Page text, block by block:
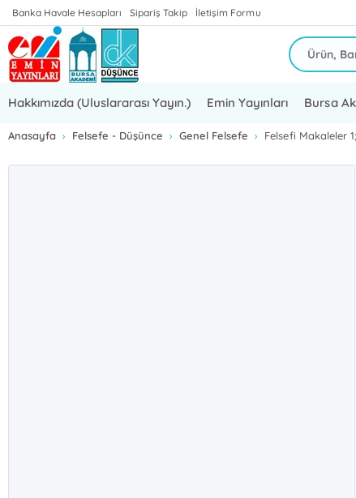
Banka Havale Hesapları Sipariş Takip İletişim Formu
Hakkımızda (Uluslararası Yayın.) Emin Yayınları Bursa
Anasayfa Felsefe - Düşünce Genel Felsefe Felsefi Makaleler